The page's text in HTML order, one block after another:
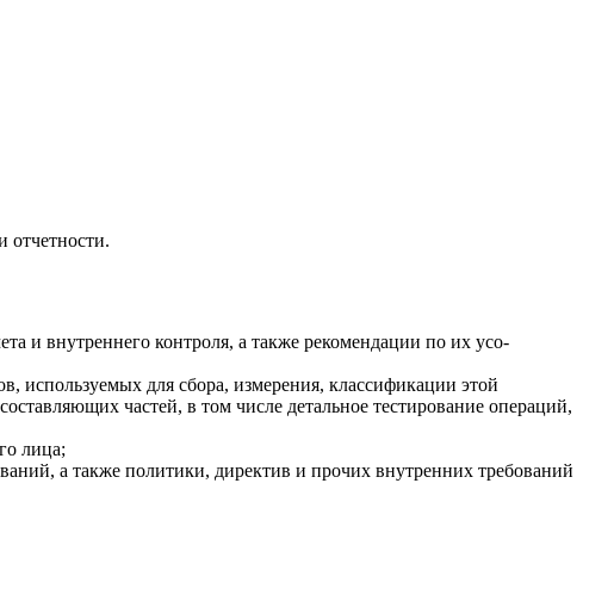
отчетности.
и внутреннего контроля, а также рекомендации по их усо-
используемых для сбора, измерения, классификации этой
частей, в том числе детальное тестирование операций,
лица;
а также политики, директив и прочих внутренних требований